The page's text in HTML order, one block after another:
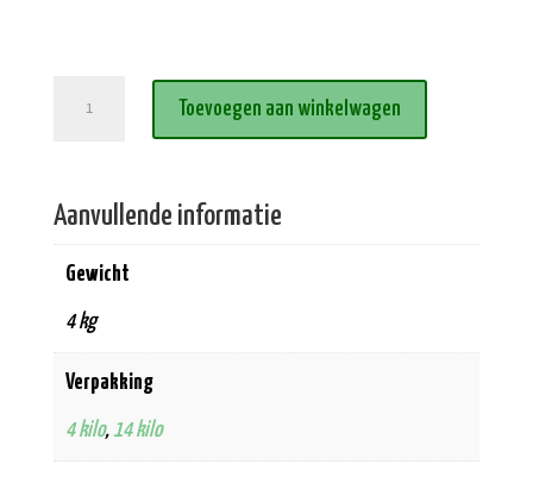
Toevoegen aan winkelwagen
Aanvullende informatie
Gewicht
4 kg
Verpakking
4 kilo,14 kilo